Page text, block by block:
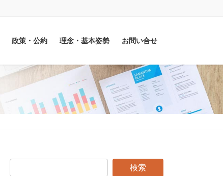
政策・公約 理念・基本姿勢 お問い合せ